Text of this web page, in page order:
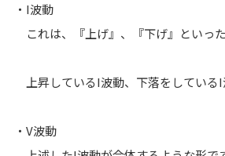
・I波動
これは、『上げ』、『下げ』といっ
上昇しているI波動、下落をしているI
・V波動